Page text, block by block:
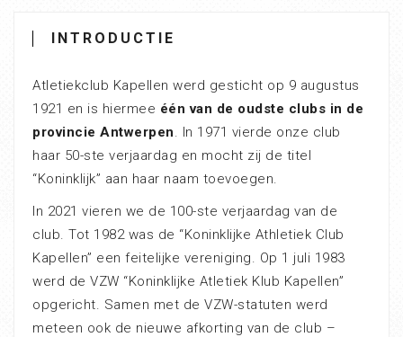
INTRODUCTIE
Atletiekclub Kapellen werd gesticht op 9 augustus
1921 en is hiermee één van de oudste clubs in de
provincie Antwerpen. In 1971 vierde onze club
haar 50-ste verjaardag en mocht zij de titel
“Koninklijk” aan haar naam toevoegen.
In 2021 vieren we de 100-ste verjaardag van de
club. Tot 1982 was de “Koninklijke Athletiek Club
Kapellen” een feitelijke vereniging. Op 1 juli 1983
werd de VZW “Koninklijke Atletiek Klub Kapellen”
opgericht. Samen met de VZW-statuten werd
meteen ook de nieuwe afkorting van de club –